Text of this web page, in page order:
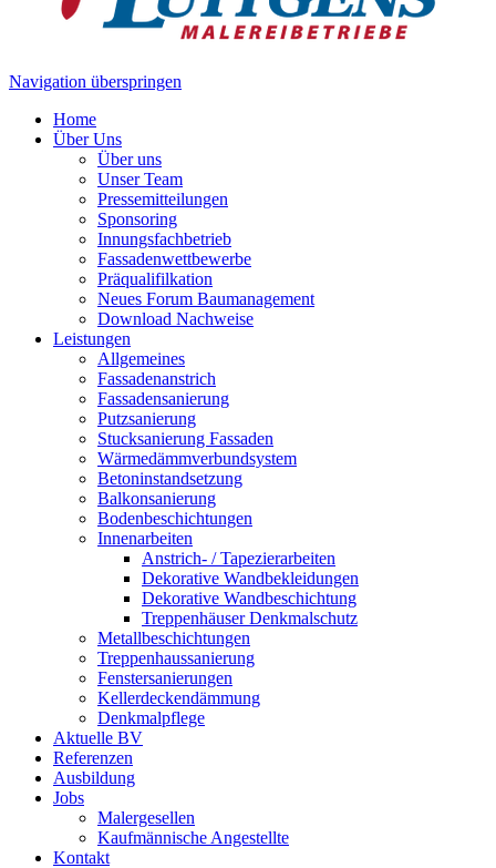
Navigation überspringen
Home
Über Uns
Über uns
Unser Team
Pressemitteilungen
Sponsoring
Innungsfachbetrieb
Fassadenwettbewerbe
Präqualifilkation
Neues Forum Baumanagement
Download Nachweise
Leistungen
Allgemeines
Fassadenanstrich
Fassadensanierung
Putzsanierung
Stucksanierung Fassaden
Wärmedämmverbundsystem
Betoninstandsetzung
Balkonsanierung
Bodenbeschichtungen
Innenarbeiten
Anstrich- / Tapezierarbeiten
Dekorative Wandbekleidungen
Dekorative Wandbeschichtung
Treppenhäuser Denkmalschutz
Metallbeschichtungen
Treppenhaussanierung
Fenstersanierungen
Kellerdeckendämmung
Denkmalpflege
Aktuelle BV
Referenzen
Ausbildung
Jobs
Malergesellen
Kaufmännische Angestellte
Kontakt